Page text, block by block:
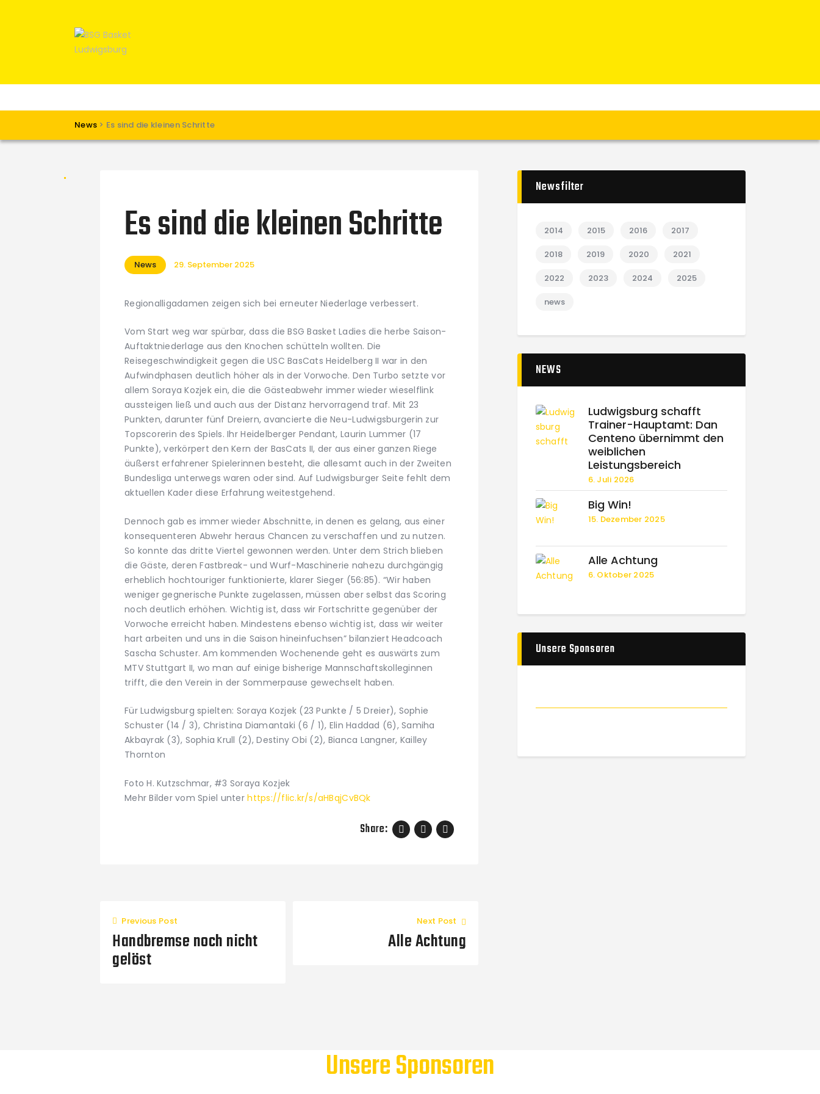
News > Es sind die kleinen Schritte
Spielbetrieb
Es sind die kleinen Schritte
News 29. September 2025
Regionalligadamen zeigen sich bei erneuter Niederlage verbessert.
Vom Start weg war spürbar, dass die BSG Basket Ladies die herbe Saison-
Auftaktniederlage aus den Knochen schütteln wollten. Die
Reisegeschwindigkeit gegen die USC BasCats Heidelberg II war in den
Aufwindphasen deutlich höher als in der Vorwoche. Den Turbo setzte vor
allem Soraya Kozjek ein, die die Gästeabwehr immer wieder wieselflink
aussteigen ließ und auch aus der Distanz hervorragend traf. Mit 23
Punkten, darunter fünf Dreiern, avancierte die Neu-Ludwigsburgerin zur
Topscorerin des Spiels. Ihr Heidelberger Pendant, Laurin Lummer (17
Punkte), verkörpert den Kern der BasCats II, der aus einer ganzen Riege
äußerst erfahrener Spielerinnen besteht, die allesamt auch in der Zweiten
Bundesliga unterwegs waren oder sind. Auf Ludwigsburger Seite fehlt dem
aktuellen Kader diese Erfahrung weitestgehend.
Dennoch gab es immer wieder Abschnitte, in denen es gelang, aus einer
konsequenteren Abwehr heraus Chancen zu verschaffen und zu nutzen.
So konnte das dritte Viertel gewonnen werden. Unter dem Strich blieben
die Gäste, deren Fastbreak- und Wurf-Maschinerie nahezu durchgängig
erheblich hochtouriger funktionierte, klarer Sieger (56:85). “Wir haben
weniger gegnerische Punkte zugelassen, müssen aber selbst das Scoring
noch deutlich erhöhen. Wichtig ist, dass wir Fortschritte gegenüber der
Vorwoche erreicht haben. Mindestens ebenso wichtig ist, dass wir weiter
hart arbeiten und uns in die Saison hineinfuchsen” bilanziert Headcoach
Sascha Schuster. Am kommenden Wochenende geht es auswärts zum
MTV Stuttgart II, wo man auf einige bisherige Mannschaftskolleginnen
trifft, die den Verein in der Sommerpause gewechselt haben.
Für Ludwigsburg spielten: Soraya Kozjek (23 Punkte / 5 Dreier), Sophie
Schuster (14 / 3), Christina Diamantaki (6 / 1), Elin Haddad (6), Samiha
Akbayrak (3), Sophia Krull (2), Destiny Obi (2), Bianca Langner, Kailley
Thornton
Foto H. Kutzschmar, #3 Soraya Kozjek
Mehr Bilder vom Spiel unterhttps://flic.kr/s/aHBqjCvBQk
Share:
Previous Post
Handbremse noch nicht
gelöst
Next Post
Alle Achtung
Newsfilter
2014 2015 2016 2017
2018 2019 2020 2021
2022 2023 2024 2025
news
NEWS
Ludwigsburg schafft
Trainer-Hauptamt: Dan
Centeno übernimmt den
weiblichen
Leistungsbereich
6. Juli 2026
Big Win!
15. Dezember 2025
Alle Achtung
6. Oktober 2025
Unsere Sponsoren
Unsere Sponsoren